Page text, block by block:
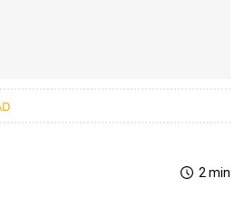
2 min